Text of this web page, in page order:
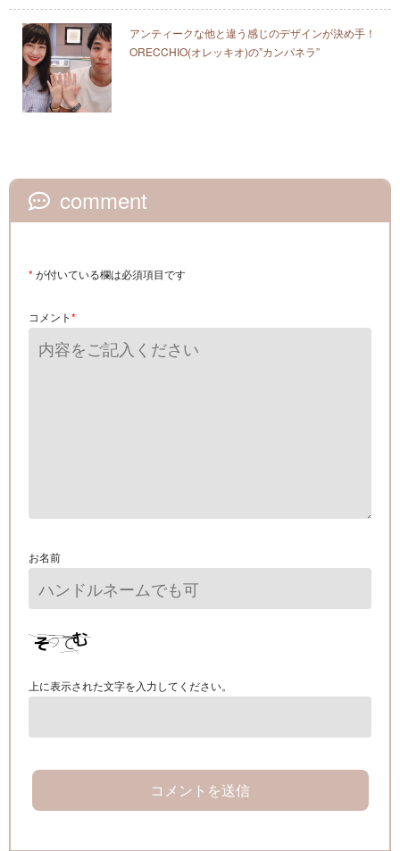
アンティークな他と違う感じのデザインが決め手！
ORECCHIO(オレッキオ)の”カンパネラ”
comment
* が付いている欄は必須項目です
コメント*
お名前
上に表示された文字を入力してください。